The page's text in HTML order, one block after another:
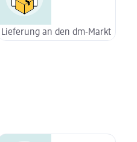
Lieferung an den dm-Markt